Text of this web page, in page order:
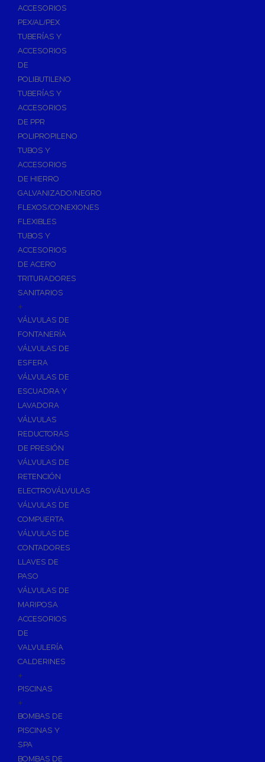
ACCESORIOS
PEX/AL/PEX
TUBERÍAS Y
ACCESORIOS
DE
POLIBUTILENO
TUBERÍAS Y
ACCESORIOS
DE PPR
POLIPROPILENO
TUBOS Y
ACCESORIOS
DE HIERRO
GALVANIZADO/NEGRO
FLEXOS/CONEXIONES
FLEXIBLES
TUBOS Y
ACCESORIOS
DE ACERO
TRITURADORES
SANITARIOS
+
VÁLVULAS DE
FONTANERÍA
VÁLVULAS DE
ESFERA
VÁLVULAS DE
ESCUADRA Y
LAVADORA
VÁLVULAS
REDUCTORAS
DE PRESIÓN
VÁLVULAS DE
RETENCIÓN
ELECTROVÁLVULAS
VÁLVULAS DE
COMPUERTA
VÁLVULAS DE
CONTADORES
LLAVES DE
PASO
VÁLVULAS DE
MARIPOSA
ACCESORIOS
DE
VALVULERÍA
CALDERINES
+
PISCINAS
+
BOMBAS DE
PISCINAS Y
SPA
BOMBAS DE